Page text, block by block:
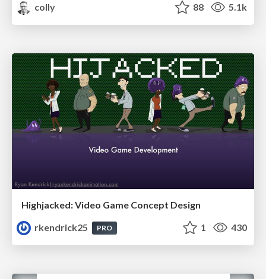
colly
88 5.1k
Highjacked: Video Game Concept Design
rkendrick25
PRO 1 430